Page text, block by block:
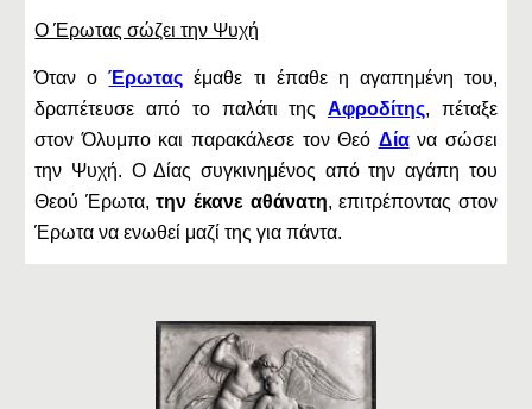
Ο Έρωτας σώζει την Ψυχή
Όταν οΈρωτας έμαθε τι έπαθε η αγαπημένη του,
δραπέτευσε από το παλάτι της Αφροδίτης, πέταξε
στον Όλυμπο και παρακάλεσε τον Θεό Δίανα σώσει
την Ψυχή. Ο Δίας συγκινημένος από την αγάπη του
Θεού Έρωτα,την έκανε αθάνατη, επιτρέποντας στον
Έρωτα να ενωθεί μαζί της για πάντα.